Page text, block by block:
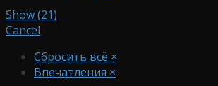
Show(21)
Cancel
Сбросить всё ×
Впечатления ×